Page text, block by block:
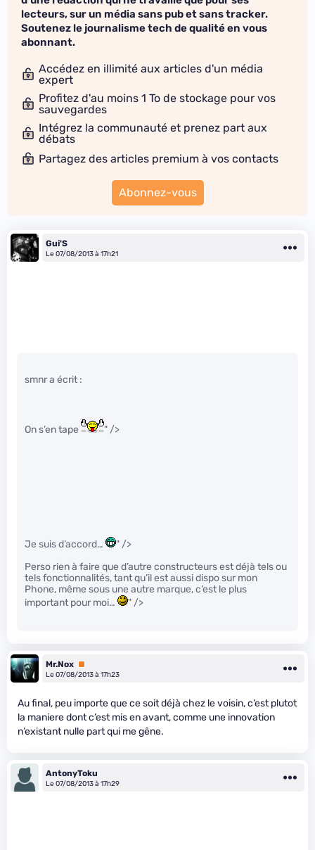
lecteurs, sur un média sans pub et sans tracker.
Soutenez le journalisme tech de qualité en vous
abonnant.
Accédez en illimité aux articles d'un média
expert
Profitez d'au moins 1 To de stockage pour vos
sauvegardes
Intégrez la communauté et prenez part aux
débats
Partagez des articles premium à vos contacts
Abonnez-vous
Gui'S
Le 07/08/2013 à 17h21
smnr a écrit :
On s’en tape " />
Je suis d’accord…
" />
Perso rien à faire que d’autre constructeurs est déjà tels ou
tels fonctionnalités, tant qu’il est aussi dispo sur mon
Phone, même sous une autre marque, c’est le plus
important pour moi…
" />
Mr.Nox Premium
Le 07/08/2013 à 17h23
Au final, peu importe que ce soit déjà chez le voisin, c’est plutot
la maniere dont c’est mis en avant, comme une innovation
n’existant nulle part qui me gêne.
AntonyToku
Le 07/08/2013 à 17h29